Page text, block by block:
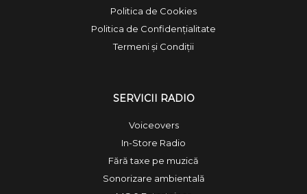
Politica de Cookies
Politica de Confidențialitate
Termeni și Condiții
SERVICII RADIO
Voiceovers
In-Store Radio
Fără taxe pe muzică
Sonorizare ambientală